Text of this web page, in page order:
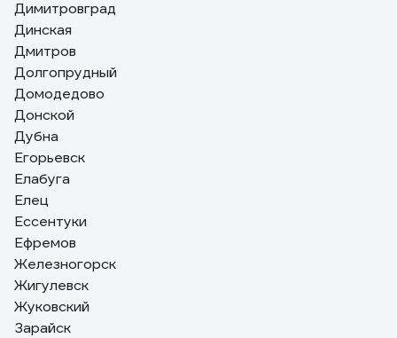
Димитровград
Динская
Дмитров
Долгопрудный
Домодедово
Донской
Дубна
Егорьевск
Елабуга
Елец
Ессентуки
Ефремов
Железногорск
Жигулевск
Жуковский
Зарайск